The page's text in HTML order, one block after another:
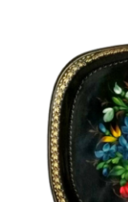
OŚWIETLENIE
MEBLE
VARIA